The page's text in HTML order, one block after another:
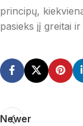
principų,
pasieks jį greitai
Newer